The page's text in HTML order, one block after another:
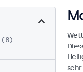
8
sehr